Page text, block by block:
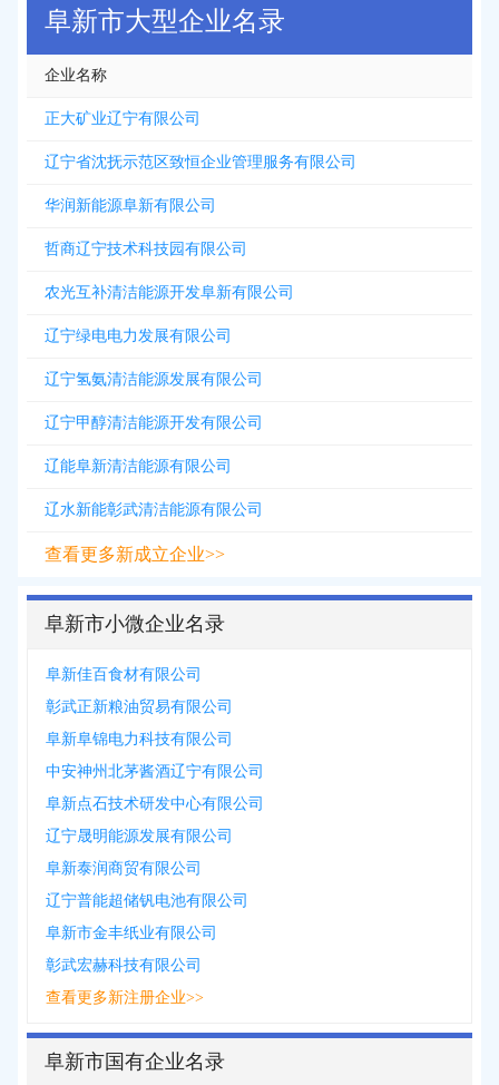
阜新市大型企业名录
企业名称
正大矿业辽宁有限公司
辽宁省沈抚示范区致恒企业管理服务有限公司
华润新能源阜新有限公司
哲商辽宁技术科技园有限公司
农光互补清洁能源开发阜新有限公司
辽宁绿电电力发展有限公司
辽宁氢氨清洁能源发展有限公司
辽宁甲醇清洁能源开发有限公司
辽能阜新清洁能源有限公司
辽水新能彰武清洁能源有限公司
查看更多新成立企业>>
阜新市小微企业名录
阜新佳百食材有限公司
彰武正新粮油贸易有限公司
阜新阜锦电力科技有限公司
中安神州北茅酱酒辽宁有限公司
阜新点石技术研发中心有限公司
辽宁晟明能源发展有限公司
阜新泰润商贸有限公司
辽宁普能超储钒电池有限公司
阜新市金丰纸业有限公司
彰武宏赫科技有限公司
查看更多新注册企业>>
阜新市国有企业名录